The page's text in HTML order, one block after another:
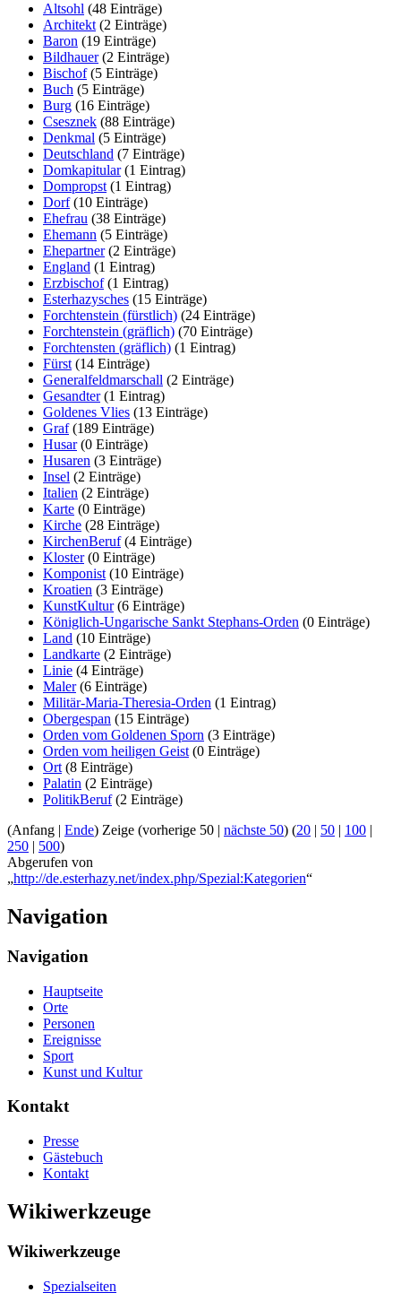
Altsohl ‏‎ (48 Einträge)
Architekt ‏‎ (2 Einträge)
Baron ‏‎ (19 Einträge)
Bildhauer‏‎ (2 Einträge)
Bischof‏‎ (5 Einträge)
Buch ‏‎ (5 Einträge)
Burg ‏‎ (16 Einträge)
Csesznek ‏‎ (88 Einträge)
Denkmal ‏‎ (5 Einträge)
Deutschland ‏‎ (7 Einträge)
Domkapitular‏‎ (1 Eintrag)
Dompropst ‏‎ (1 Eintrag)
Dorf‏‎ (10 Einträge)
Ehefrau ‏‎ (38 Einträge)
Ehemann ‏‎ (5 Einträge)
Ehepartner‏‎ (2 Einträge)
England ‏‎ (1 Eintrag)
Erzbischof‏‎ (1 Eintrag)
Esterhazysches ‏‎ (15 Einträge)
Forchtenstein (fürstlich) ‏‎ (24 Einträge)
Forchtenstein (gräflich) ‏‎ (70 Einträge)
Forchtensten (gräflich) ‏‎ (1 Eintrag)
Fürst ‏‎ (14 Einträge)
Generalfeldmarschall ‏‎ (2 Einträge)
Gesandter‏‎ (1 Eintrag)
Goldenes Vlies ‏‎ (13 Einträge)
Graf‏‎ (189 Einträge)
Husar‏‎ (0 Einträge)
Husaren ‏‎ (3 Einträge)
Insel ‏‎ (2 Einträge)
Italien ‏‎ (2 Einträge)
Karte ‏‎ (0 Einträge)
Kirche ‏‎ (28 Einträge)
KirchenBeruf‏‎ (4 Einträge)
Kloster‏‎ (0 Einträge)
Komponist ‏‎ (10 Einträge)
Kroatien ‏‎ (3 Einträge)
KunstKultur‏‎ (6 Einträge)
Königlich-Ungarische Sankt Stephans-Orden ‏‎ (0 Einträge)
Land ‏‎ (10 Einträge)
Landkarte ‏‎ (2 Einträge)
Linie ‏‎ (4 Einträge)
Maler‏‎ (6 Einträge)
Militär-Maria-Theresia-Orden ‏‎ (1 Eintrag)
Obergespan ‏‎ (15 Einträge)
Orden vom Goldenen Sporn ‏‎ (3 Einträge)
Orden vom heiligen Geist ‏‎ (0 Einträge)
Ort ‏‎ (8 Einträge)
Palatin ‏‎ (2 Einträge)
PolitikBeruf‏‎ (2 Einträge)
(Anfang | Ende) Zeige (vorherige 50 | nächste 50) (20 | 50 | 100 |
250 | 500)
Abgerufen von
„http://de.esterhazy.net/index.php/Spezial:Kategorien“
Navigation
Navigation
Hauptseite
Orte
Personen
Ereignisse
Sport
Kunst und Kultur
Kontakt
Presse
Gästebuch
Kontakt
Wikiwerkzeuge
Wikiwerkzeuge
Spezialseiten